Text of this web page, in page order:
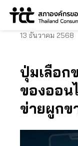
Skip
13 ธันวาคม 2568
ปุ่มเลือก
ของออน
ข่ายผูกข